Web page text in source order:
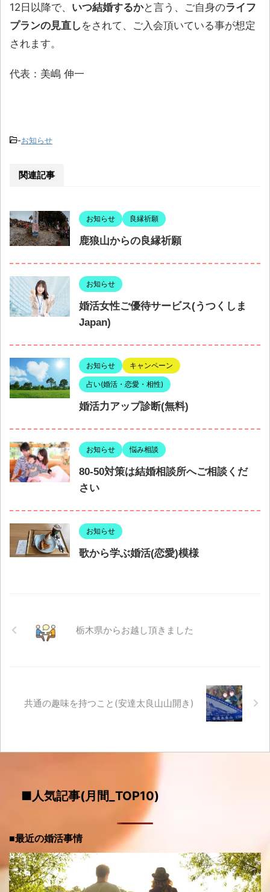
12日以降で、 いつ結婚するかと言う、ご自身のライフ
プランの見直し をされて、ご入会頂いている事が想定
されます。
代表：美嶋 伸一
-お知らせ
関連記事
お知らせ 良縁祈願
鹿狼山からの良縁祈願
お知らせ
婚活女性ご優待サービス(うつくしま
Japan)
お知らせ キャンペーン
占い(婚活・恋愛・相性)
婚活力アップ診断(無料)
お知らせ 悩み相談
80-50対策は結婚相談所へご相談くだ
さい
お知らせ
歌から学ぶ婚活(恋愛)模様
栃木県からお越し頂きました
共通の趣味を持つこと(安達太良山山開き)
■人気記事(月間_TOP10)
■最近の婚活事情